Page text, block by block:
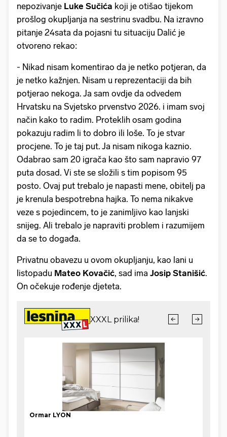
nepozivanje Luke Sučića koji je otišao tijekom
prošlog okupljanja na sestrinu svadbu. Na izravno
pitanje 24sata da pojasni tu situaciju Dalić je
otvoreno rekao:
- Nikad nisam komentirao da je netko potjeran, da
je netko kažnjen. Nisam u reprezentaciji da bih
potjerao nekoga. Ja sam ovdje da odvedem
Hrvatsku na Svjetsko prvenstvo 2026. i imam svoj
način kako to radim. Proteklih osam godina
pokazuju radim li to dobro ili loše. To je stvar
procjene. To je taj put. Ja nisam nikoga kaznio.
Odabrao sam 20 igrača kao što sam napravio 97
puta dosad. Vi ste se složili s tim popisom 95
posto. Ovaj put trebalo je napasti mene, obitelj pa
je krenula bespotrebna hajka. To nema nikakve
veze s pojedincem, to je zanimljivo kao lanjski
snijeg. Ali trebalo je napraviti problem i razumijem
da se to događa.
Privatnu obavezu u ovom okupljanju, kao lani u
listopadu Mateo Kovačić, sad ima Josip Stanišić.
On očekuje rođenje djeteta.